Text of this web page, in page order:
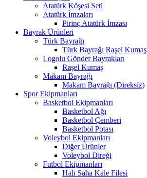
Atatürk Köşesi Seti
Atatürk İmzaları
Pirinç Atatürk İmzası
Bayrak Ürünleri
Türk Bayrağı
Türk Bayrağı Raşel Kumaş
Logolu Gönder Bayrakları
Raşel Kumaş
Makam Bayrağı
Makam Bayrağı (Direksiz)
Spor Ekipmanları
Basketbol Ekipmanları
Basketbol Ağı
Basketbol Çemberi
Basketbol Potası
Voleybol Ekipmanları
Diğer Ürünler
Voleybol Direği
Futbol Ekipmanları
Halı Saha Kale Filesi